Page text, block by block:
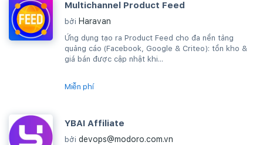
Multichannel Product Feed
bởi Haravan
Ứng dụng tạo ra Product Feed cho đa nền tảng
quảng cáo (Facebook, Google & Criteo): tồn kho &
giá bán được cập nhật khi...
Miễn phí
YBAI Affiliate
bởi devops@modoro.com.vn